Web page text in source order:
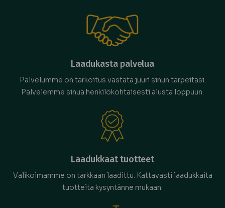
Laadukasta palvelua
Palvelumme on tarkoitus vastata juuri sinun tarpeitasi.
Palvelemme sinua henkilökohtaisesti alusta loppuun.
Laadukkaat tuotteet
Valikoimamme on tarkkaan laadittu. Kattavasti laadukkaita
tuotteita kysyntänne mukaan.